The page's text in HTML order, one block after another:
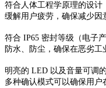
符合人体工程学原理的设计
缓解用户疲劳，确保减少
符合 IP65 密封等级（电子产
防水、防尘，确保在恶
明亮的 LED 以及音量可调
多种确认模式可以确保用户